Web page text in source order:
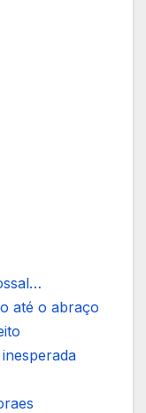
até o abraço